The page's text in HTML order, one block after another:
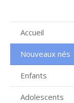
Accueil
Nouveaux nés
Enfants
Adolescents